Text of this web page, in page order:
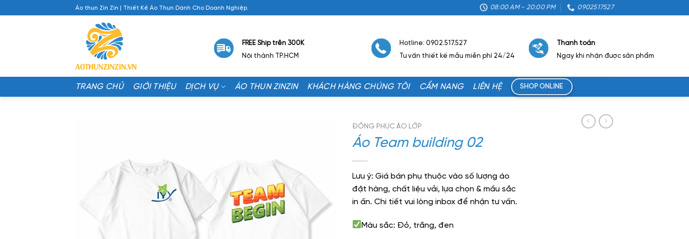
Áo thun Zin Zin | Thiết Kế Áo Thun Dành Cho Doanh Nghiệp. 08:00 AM - 20:00 PM 0902517527
FREE Ship trên 300K
Nội thành TP.HCM
Hotline: 0902.517.527
Tư vấn thiết kế mẫu miễn phí 24/24
Thanh toán
Ngay khi nhận được sản phẩm
TRANG CHỦ GIỚI THIỆU DỊCH VỤ ÁO THUN ZINZIN KHÁCH HÀNG CHÚNG TÔI CẨM NANG LIÊN HỆ SHOP ONLINE
ĐỒNG PHỤC ÁO LỚP
Áo Team building 02
Lưu ý: Giá bán phụ thuộc vào số lượng áo
đặt hàng, chất liệu vải, lựa chọn & mầu sắc
in ấn. Chi tiết vui lòng inbox để nhận tư vấn.
Màu sắc: Đỏ, trắng, đen